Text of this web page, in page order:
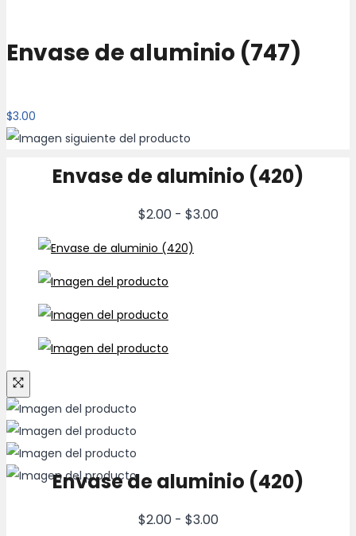
$26.00
Envase de aluminio (747)
$3.00
Envase de aluminio (420)
$2.00 - $3.00Rango
Envase de aluminio (420)
$2.00 - $3.00Rango